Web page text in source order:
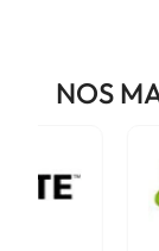
NOS